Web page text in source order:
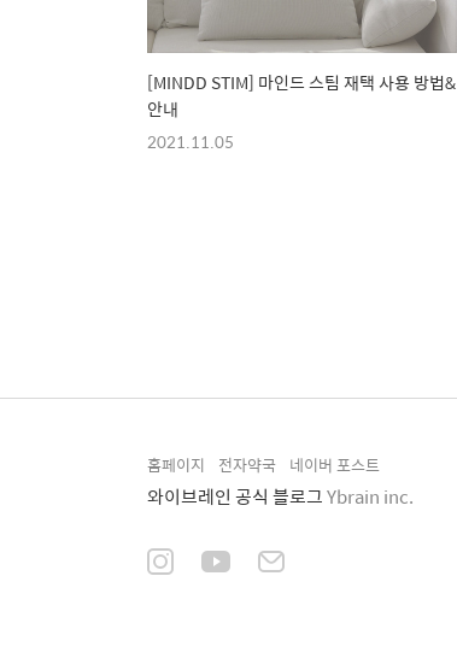
[MINDD STIM] 마인드 스팀 재택 사용 방법&
안내
2021.11.05
홈페이지 전자약국 네이버 포스트
와이브레인 공식 블로그Ybrain inc.